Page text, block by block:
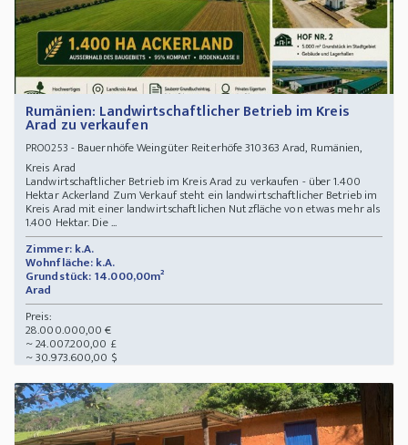
Rumänien: Landwirtschaftlicher Betrieb im Kreis
Arad zu verkaufen
PRO0253 - Bauernhöfe Weingüter Reiterhöfe 310363 Arad, Rumänien,
Kreis Arad
Landwirtschaftlicher Betrieb im Kreis Arad zu verkaufen - über 1.400
Hektar Ackerland Zum Verkauf steht ein landwirtschaftlicher Betrieb im
Kreis Arad mit einer landwirtschaftlichen Nutzfläche von etwas mehr als
1.400 Hektar. Die ...
Zimmer: k.A.
Wohnfläche: k.A.
Grundstück: 14.000,00m²
Arad
Preis:
28.000.000,00 €
~ 24.007.200,00 £
~ 30.973.600,00 $